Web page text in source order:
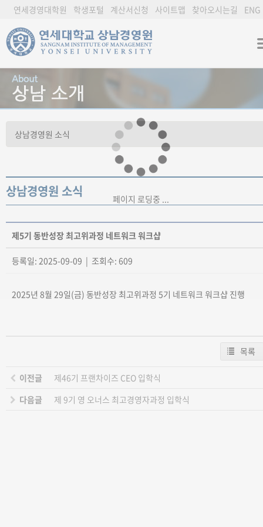
연세경영대학원 학생포털 계산서신청 사이트맵 찾아오시는길 ENG
상남경영원 소식
제5기 동반성장 최고위과정 네트워크 워크샵
등록일: 2025-09-09 | 조회수: 609
2025년 8월 29일(금) 동반성장 최고위과정 5기 네트워크 워크샵 진행
목록
이전글
제46기 프랜차이즈 CEO 입학식
다음글
제 9기 영 오너스 최고경영자과정 입학식
페이지 로딩중 ...